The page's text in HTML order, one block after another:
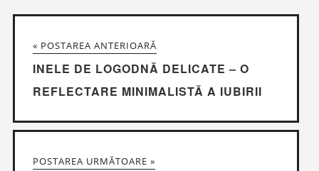
« POSTAREA ANTERIOARĂ
INELE DE LOGODNĂ DELICATE – O
REFLECTARE MINIMALISTĂ A IUBIRII
POSTAREA URMĂTOARE »